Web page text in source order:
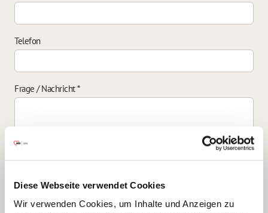
Diese Webseite verwendet Cookies
Wir verwenden Cookies, um Inhalte und Anzeigen zu
Telefon
Frage / Nachricht*
Ich bin damit einverstanden, dass meine personenbezogenen Daten